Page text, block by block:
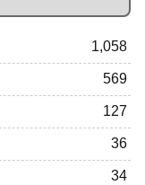
1,058
569
127
36
34